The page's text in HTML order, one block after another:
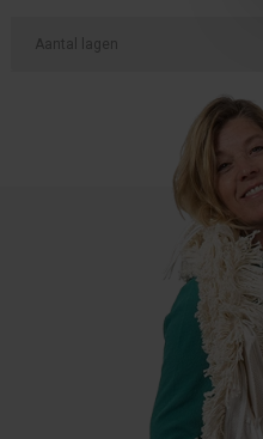
Aantal lagen